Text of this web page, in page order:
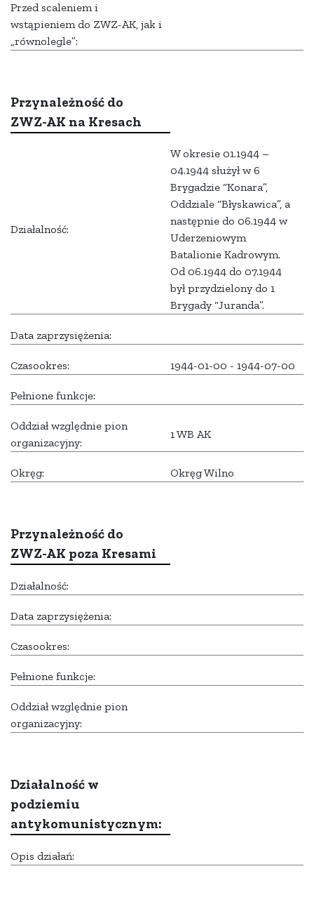
Przed scaleniem i
wstąpieniem do ZWZ-AK, jak i
„równolegle”:
Przynależność do
ZWZ-AK na Kresach
Działalność:
W okresie 01.1944 –
04.1944 służył w 6
Brygadzie “Konara”,
Oddziale “Błyskawica”, a
następnie do 06.1944 w
Uderzeniowym
Batalionie Kadrowym.
Od 06.1944 do 07.1944
był przydzielony do 1
Brygady “Juranda”.
Data zaprzysiężenia:
Czasookres: 1944-01-00 - 1944-07-00
Pełnione funkcje:
Oddział względnie pion
organizacyjny:
1 WB AK
Okręg: Okręg Wilno
Przynależność do
ZWZ-AK poza Kresami
Działalność:
Data zaprzysiężenia:
Czasookres:
Pełnione funkcje:
Oddział względnie pion
organizacyjny:
Działalność w
podziemiu
antykomunistycznym:
Opis działań: